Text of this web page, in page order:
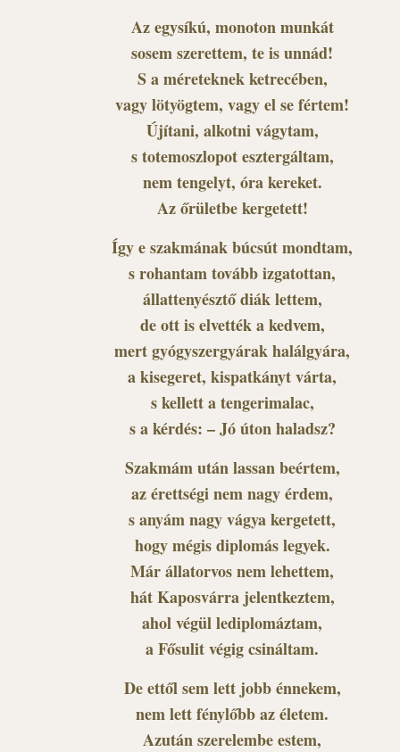
Az egysíkú, monoton munkát
sosem szerettem, te is unnád!
S a méreteknek ketrecében,
vagy lötyögtem, vagy el se fértem!
Újítani, alkotni vágytam,
s totemoszlopot esztergáltam,
nem tengelyt, óra kereket.
Az őrületbe kergetett!
Így e szakmának búcsút mondtam,
s rohantam tovább izgatottan,
állattenyésztő diák lettem,
de ott is elvették a kedvem,
mert gyógyszergyárak halálgyára,
a kisegeret, kispatkányt várta,
s kellett a tengerimalac,
s a kérdés: – Jó úton haladsz?
Szakmám után lassan beértem,
az érettségi nem nagy érdem,
s anyám nagy vágya kergetett,
hogy mégis diplomás legyek.
Már állatorvos nem lehettem,
hát Kaposvárra jelentkeztem,
ahol végül lediplomáztam,
a Fősulit végig csináltam.
De ettől sem lett jobb énnekem,
nem lett fénylőbb az életem.
Azután szerelembe estem,